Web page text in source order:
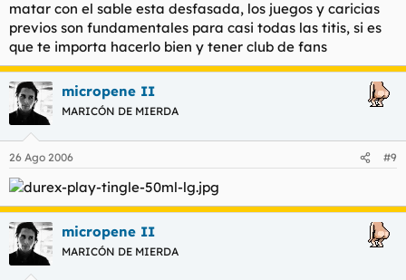
matar con el sable esta desfasada, los juegos y caricias
previos son fundamentales para casi todas las titis, si es
que te importa hacerlo bien y tener club de fans
micropene II
MARICÓN DE MIERDA
26 Ago 2006 #9
micropene II
MARICÓN DE MIERDA